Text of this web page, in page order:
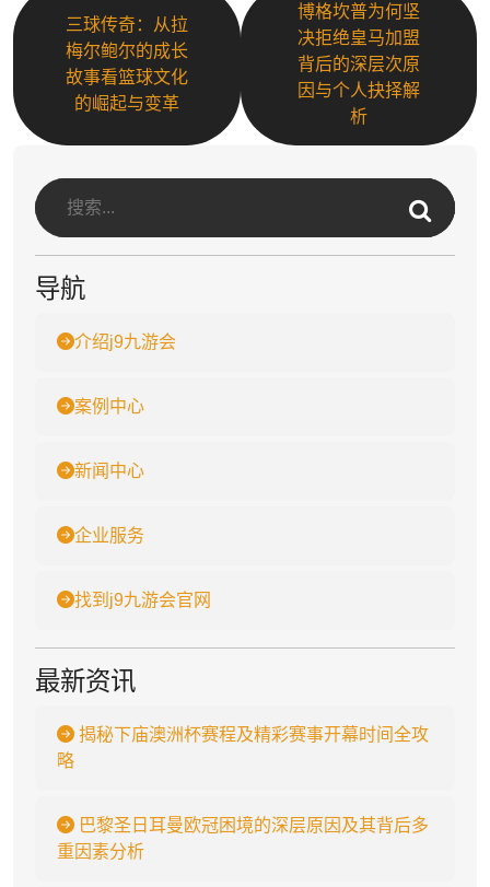
三球传奇：从拉
梅尔鲍尔的成长
故事看篮球文化
的崛起与变革
博格坎普为何坚
决拒绝皇马加盟
背后的深层次原
因与个人抉择解
析
导航
介绍j9九游会
案例中心
新闻中心
企业服务
找到j9九游会官网
最新资讯
揭秘下庙澳洲杯赛程及精彩赛事开幕时间全攻
略
巴黎圣日耳曼欧冠困境的深层原因及其背后多
重因素分析